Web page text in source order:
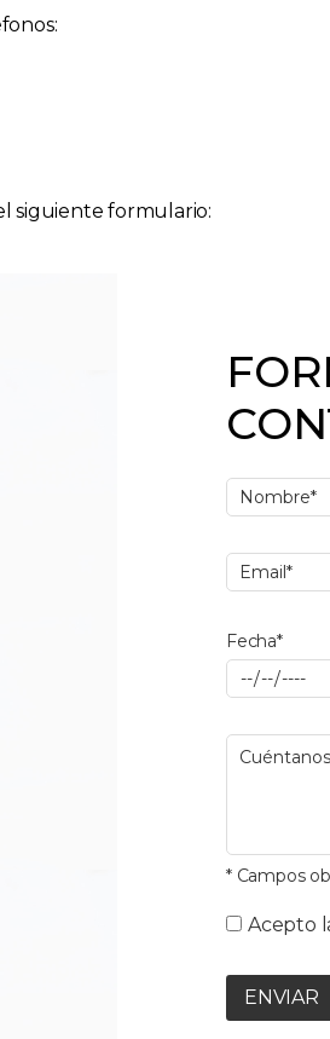
siguiente formulario:
Fecha*
* Campos
Acepto
ENVIAR